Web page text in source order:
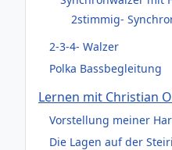
2stimmig-
2-3-4- Walzer
Polka Bassbegleitung
Lernen mit Christian
Vorstellung meiner
Die Lagen auf der